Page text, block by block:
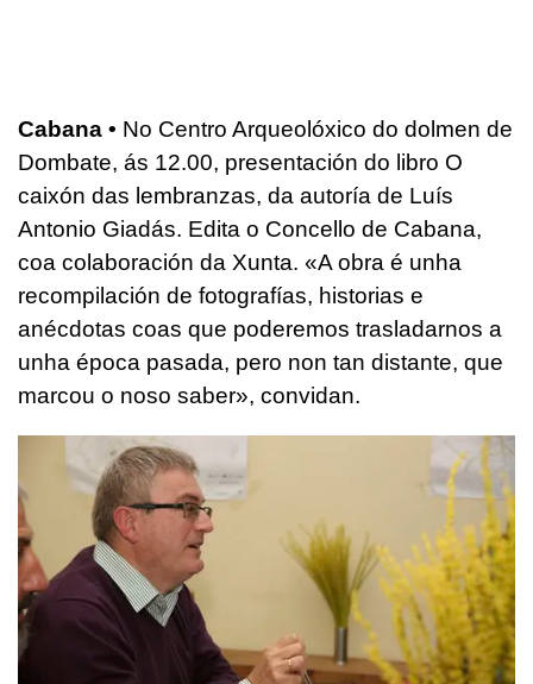
Cabana • No Centro Arqueolóxico do dolmen de
Dombate, ás 12.00, presentación do libro O
caixón das lembranzas, da autoría de Luís
Antonio Giadás. Edita o Concello de Cabana,
coa colaboración da Xunta. «A obra é unha
recompilación de fotografías, historias e
anécdotas coas que poderemos trasladarnos a
unha época pasada, pero non tan distante, que
marcou o noso saber», convidan.